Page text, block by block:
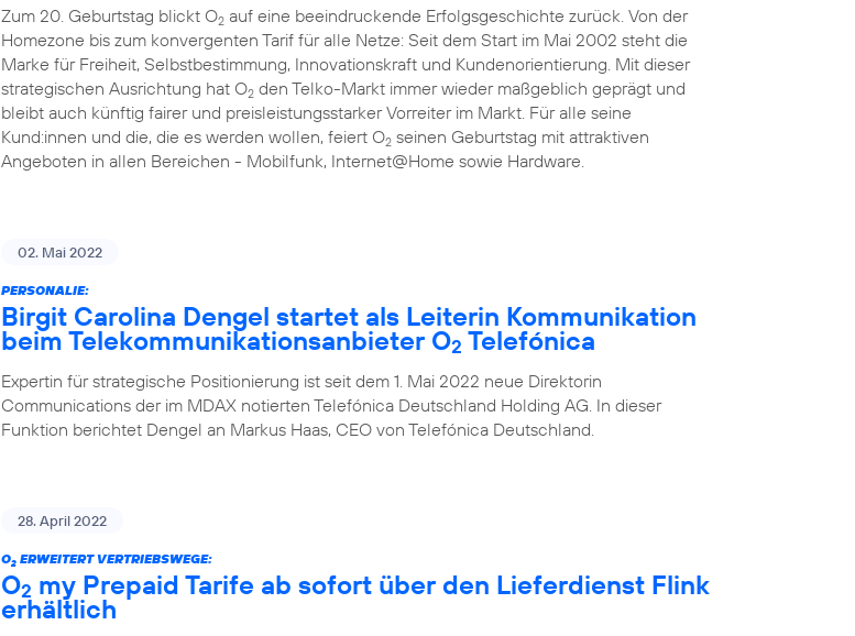
Zum 20. Geburtstag blickt O2 auf eine beeindruckende Erfolgsgeschichte zurück. Von der
Homezone bis zum konvergenten Tarif für alle Netze: Seit dem Start im Mai 2002 steht die
Marke für Freiheit, Selbstbestimmung, Innovationskraft und Kundenorientierung. Mit dieser
strategischen Ausrichtung hat O2 den Telko-Markt immer wieder maßgeblich geprägt und
bleibt auch künftig fairer und preisleistungsstarker Vorreiter im Markt. Für alle seine
Kund:innen und die, die es werden wollen, feiert O2 seinen Geburtstag mit attraktiven
Angeboten in allen Bereichen - Mobilfunk, Internet@Home sowie Hardware.
02. Mai 2022
PERSONALIE:
Birgit Carolina Dengel startet als Leiterin Kommunikation
beim Telekommunikationsanbieter O2 Telefónica
Expertin für strategische Positionierung ist seit dem 1. Mai 2022 neue Direktorin
Communications der im MDAX notierten Telefónica Deutschland Holding AG. In dieser
Funktion berichtet Dengel an Markus Haas, CEO von Telefónica Deutschland.
28. April 2022
O2 ERWEITERT VERTRIEBSWEGE:
O2 my Prepaid Tarife ab sofort über den Lieferdienst Flink
erhältlich